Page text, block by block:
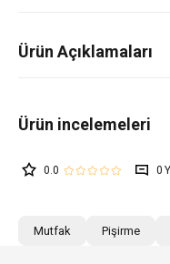
Ürün Açıklamaları
0.0 0
Mutfak Pişirme